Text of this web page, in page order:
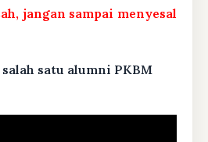
jangan sampai menyesal
satu alumni PKBM